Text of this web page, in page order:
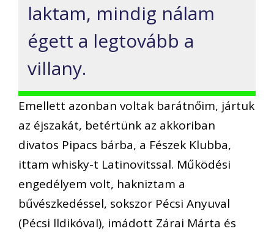
laktam, mindig nálam
égett a legtovább a
villany.
Emellett azonban voltak barátnőim, jártuk
az éjszakát, betértünk az akkoriban
divatos Pipacs bárba, a Fészek Klubba,
ittam whisky-t Latinovitssal. Működési
engedélyem volt, hakniztam a
bűvészkedéssel, sokszor Pécsi Anyuval
(Pécsi lldikóval), imádott Zárai Márta és